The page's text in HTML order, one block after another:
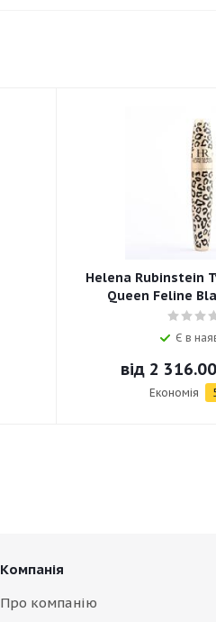
Helena Rubinstein
Queen Feline
Є в
від 2 316.00
Економія
Компанія
Про компанію